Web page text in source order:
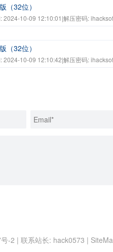
（32位）
2024-10-09 12:10:01 |解压密码:
（32位）
2024-10-09 12:10:42|解压密码:
-2 | 联系站长: hack0573 |